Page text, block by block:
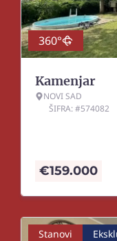
360°
Kamenjar
NOVI SAD
ŠIFRA: #574082
€159.000
Stanovi